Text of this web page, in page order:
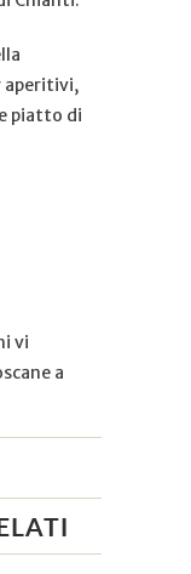
aperitivi,
piatto di
vi
a